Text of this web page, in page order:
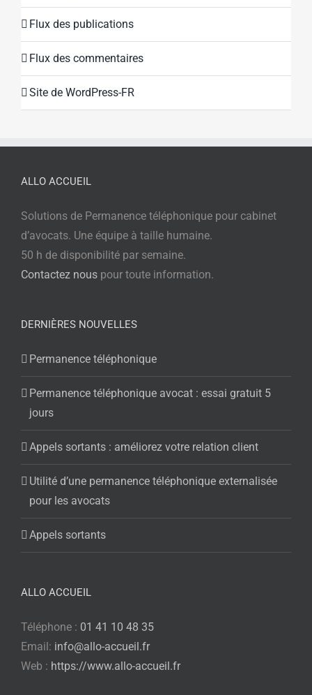
Flux des publications
Flux des commentaires
Site de WordPress-FR
ALLO ACCUEIL
Solutions de Permanence téléphonique pour cabinet
d’avocats. Une équipe à taille humaine.
50 h de disponibilité par semaine.
Contactez nous pour toute information.
DERNIÈRES NOUVELLES
Permanence téléphonique
Permanence téléphonique avocat : essai gratuit 5
jours
Appels sortants : améliorez votre relation client
Utilité d’une permanence téléphonique externalisée
pour les avocats
Appels sortants
ALLO ACCUEIL
Téléphone : 01 41 10 48 35
Email: info@allo-accueil.fr
Web : https://www.allo-accueil.fr